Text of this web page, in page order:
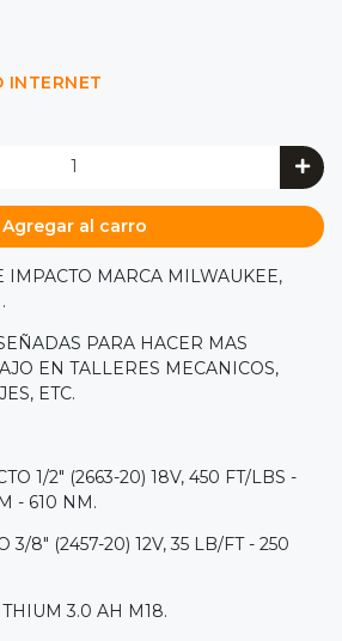
INTERNET
Agregar al carro
IMPACTO MARCA MILWAUKEE,
PARA HACER MAS
EN TALLERES MECANICOS,
ETC.
1/2" (2663-20) 18V, 450 FT/LBS -
- 610 NM.
3/8" (2457-20) 12V, 35 LB/FT - 250
3.0 AH M18.